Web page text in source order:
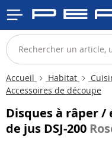
Accueil Habitat
Accessoires de découpe
Disques à râper
de jus DSJ-200